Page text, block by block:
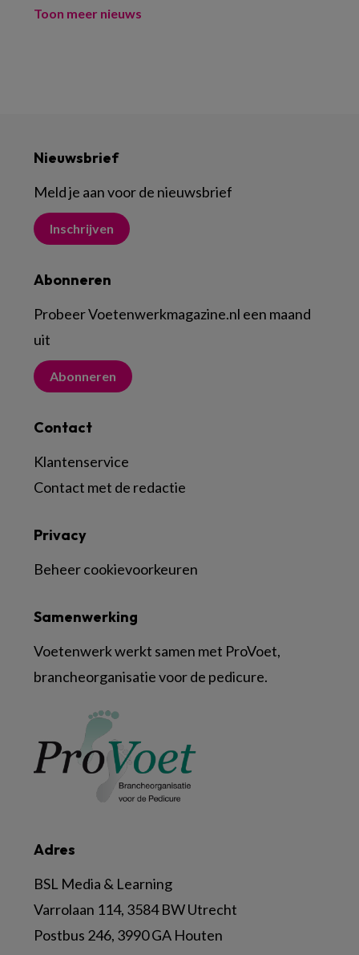
Toon meer nieuws
Nieuwsbrief
Meld je aan voor de nieuwsbrief
Inschrijven
Abonneren
Probeer Voetenwerkmagazine.nl een maand
uit
Abonneren
Contact
Klantenservice
Contact met de redactie
Adres
BSL Media & Learning
Varrolaan 114, 3584 BW Utrecht
Postbus 246, 3990 GA Houten
Samenwerking
Voetenwerk werkt samen met ProVoet,
brancheorganisatie voor de pedicure.
Privacy
Beheer cookievoorkeuren